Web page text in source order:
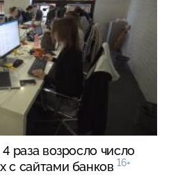
раза возросло число
с сайтами банков 16+